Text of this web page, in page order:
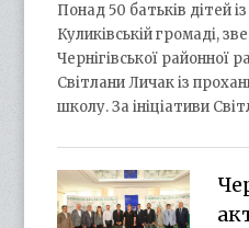
Понад 50 батьків дітей
Куликівській громаді,
Чернігівської районної
Світлани Личак із
школу. За ініціативи